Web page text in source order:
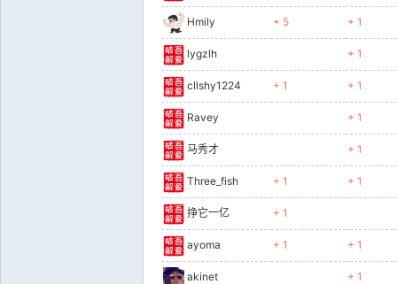
Hmily + 5 + 1
lygzlh + 1
cllshy1224 + 1 + 1
Ravey + 1
马秀才 + 1
Three_fish + 1 + 1
挣它一亿 + 1
ayoma + 1 + 1
akinet + 1